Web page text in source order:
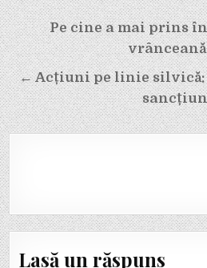
Navigare
în
articole
Pe cine a mai prins
← Acțiuni pe linie silvică:
Lasă un răspuns